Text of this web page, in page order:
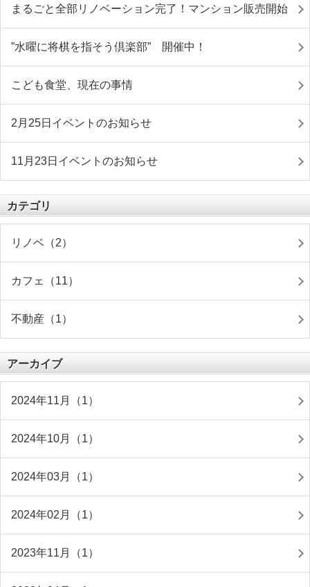
まるごと全部リノベーション完了！マンション販売開始
”水曜に将棋を指そう倶楽部” 開催中！
こども食堂、現在の事情
2月25日イベントのお知らせ
11月23日イベントのお知らせ
カテゴリ
リノベ（2）
カフェ（11）
不動産（1）
アーカイブ
2024年11月（1）
2024年10月（1）
2024年03月（1）
2024年02月（1）
2023年11月（1）